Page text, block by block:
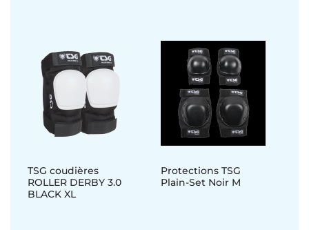
TSG coudières
ROLLER DERBY 3.0
BLACK XL
Protections TSG
Plain-Set Noir M